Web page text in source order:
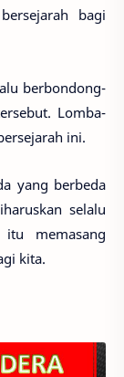
bagi
berbondong-
Lomba-
ini.
yang berbeda
selalu
memasang
kita.